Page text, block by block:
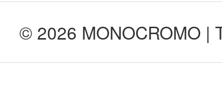
© 2026 MONOCROMO |